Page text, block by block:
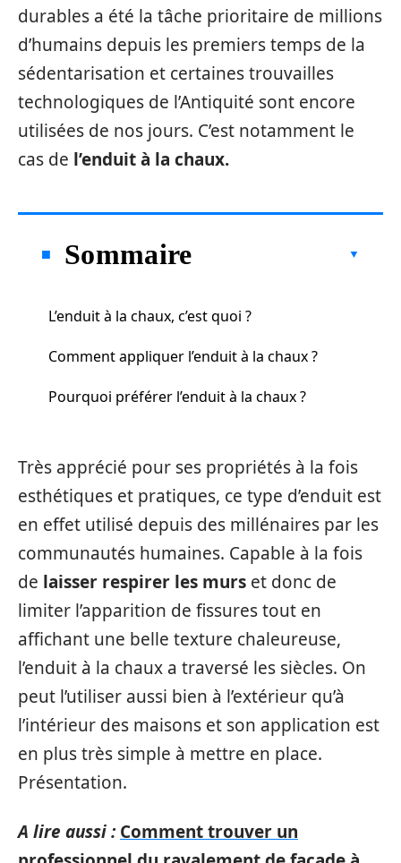
durables a été la tâche prioritaire de millions
d’humains depuis les premiers temps de la
sédentarisation et certaines trouvailles
technologiques de l’Antiquité sont encore
utilisées de nos jours. C’est notamment le
cas de l’enduit à la chaux.
Sommaire
L’enduit à la chaux, c’est quoi ?
Comment appliquer l’enduit à la chaux ?
Pourquoi préférer l’enduit à la chaux ?
Très apprécié pour ses propriétés à la fois
esthétiques et pratiques, ce type d’enduit est
en effet utilisé depuis des millénaires par les
communautés humaines. Capable à la fois
de laisser respirer les murs et donc de
limiter l’apparition de fissures tout en
affichant une belle texture chaleureuse,
l’enduit à la chaux a traversé les siècles. On
peut l’utiliser aussi bien à l’extérieur qu’à
l’intérieur des maisons et son application est
en plus très simple à mettre en place.
Présentation.
A lire aussi : Comment trouver un